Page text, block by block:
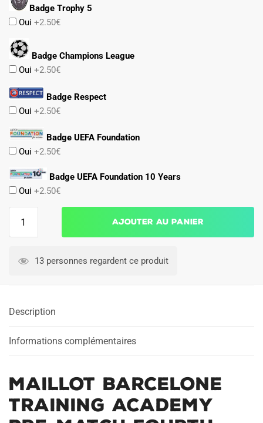
Badge Trophy 5
Oui +2.50€
Badge Champions League
Oui +2.50€
Badge Respect
Oui +2.50€
Badge UEFA Foundation
Oui +2.50€
Badge UEFA Foundation 10 Years
Oui +2.50€
Barcelone
Match
Bleu
Ajouter au panier
13 personnes regardent ce produit
Description
Informations complémentaires
Maillot Barcelone
Training Academy